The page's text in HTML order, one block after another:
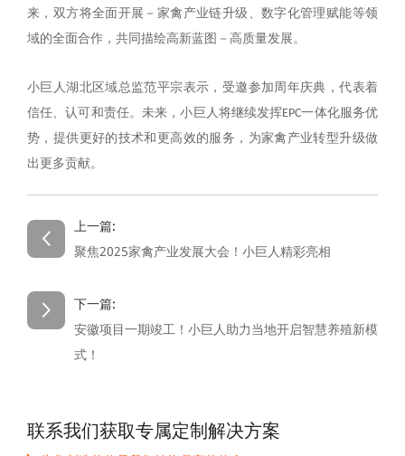
来，双方将全面开展 － 家禽产业链升级、数字化管理赋能等领
域的全面合作，共同描绘高新蓝图 － 高质量发展。
小巨人湖北区域总监范平宗表示，受邀参加周年庆典，代表着
信任、认可和责任。未来，小巨人将继续发挥EPC一体化服务优
势，提供更好的技术和更高效的服务，为家禽产业转型升级做
出更多贡献。
上一篇:
聚焦2025家禽产业发展大会！小巨人精彩亮相
下一篇:
安徽项目一期竣工！小巨人助力当地开启智慧养殖新模
式！
联系我们获取专属定制解决方案
Privacy Settings
We use cookies on our website to give you the
most relevant experience by remembering your
preferences and repeat visits. By clicking
Settings" to provide a controlled consent.